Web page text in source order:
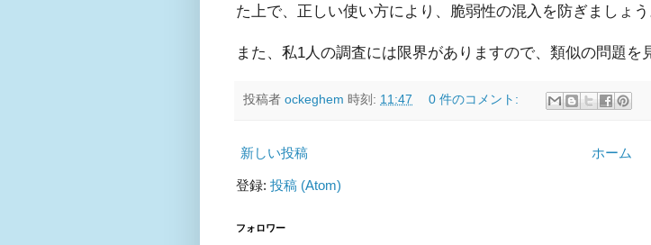
た上で、正しい使い方により、脆弱性の混入を防ぎましょう
また、私1人の調査には限界がありますので、類似の問題を
投稿者 ockeghem 時刻: 11:47 0 件のコメント:
新しい投稿 ホーム
登録: 投稿 (Atom)
フォロワー